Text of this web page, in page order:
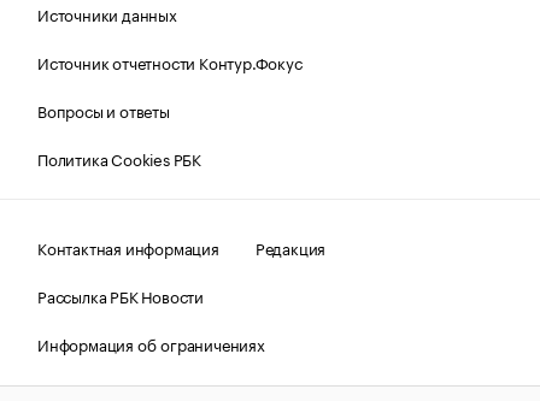
Источники данных
Источник отчетности Контур.Фокус
Вопросы и ответы
Политика Cookies РБК
Контактная информация
Редакция
Рассылка РБК Новости
Информация об ограничениях
Правовая информация
О соблюдении авторских прав